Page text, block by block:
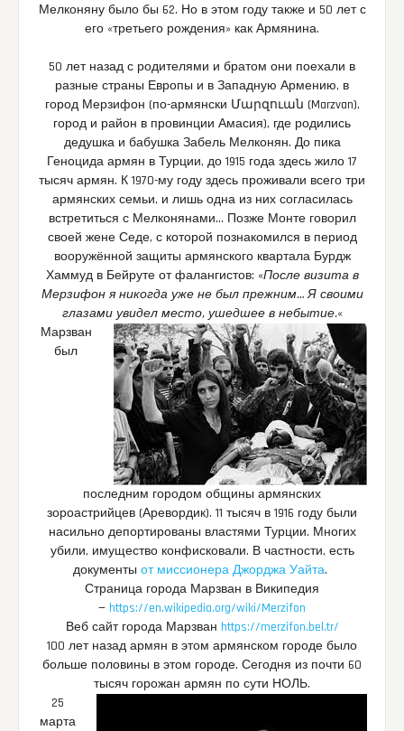
Мелконяну было бы 62. Но в этом году также и 50 лет с
его «третьего рождения» как Армянина.
50 лет назад с родителями и братом они поехали в
разные страны Европы и в Западную Армению, в
город Мерзифон (по-армянски Մարզուան (Marzvan),
город и район в провинции Амасия), где родились
дедушка и бабушка Забель Мелконян. До пика
Геноцида армян в Турции, до 1915 года здесь жило 17
тысяч армян. К 1970-му году здесь проживали всего три
армянских семьи, и лишь одна из них согласилась
встретиться с Мелконянами… Позже Монте говорил
своей жене Седе, с которой познакомился в период
вооружённой защиты армянского квартала Бурдж
Хаммуд в Бейруте от фалангистов: «После визита в
Мерзифон я никогда уже не был прежним… Я своими
глазами увидел место, ушедшее в небытие.«
Марзван
был
последним городом общины армянских
зороастрийцев (Аревордик). 11 тысяч в 1916 году были
насильно депортированы властями Турции. Многих
убили, имущество конфисковали. В частности, есть
документы от миссионера Джорджа Уайта.
Страница города Марзван в Википедия
— https://en.wikipedia.org/wiki/Merzifon
Веб сайт города Марзван https://merzifon.bel.tr/
100 лет назад армян в этом армянском городе было
больше половины в этом городе. Сегодня из почти 60
тысяч горожан армян по сути НОЛЬ.
25
марта